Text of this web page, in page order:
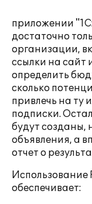
приложении
достаточно
организации,
ссылки на сайт
определить
сколько
привлечь на ту
подписки.
будут созданы,
объявления, а
отчет о
Использование
обеспечивает: